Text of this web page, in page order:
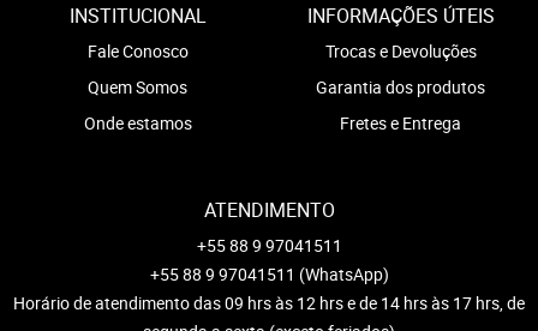
INSTITUCIONAL
Fale Conosco
Quem Somos
Onde estamos
INFORMAÇÕES ÚTEIS
Trocas e Devoluções
Garantia dos produtos
Fretes e Entrega
ATENDIMENTO
+55 88 9 97041511
+55 88 9 97041511 (WhatsApp)
Horário de atendimento das 09 hrs às 12 hrs e de 14 hrs às 17 hrs, de